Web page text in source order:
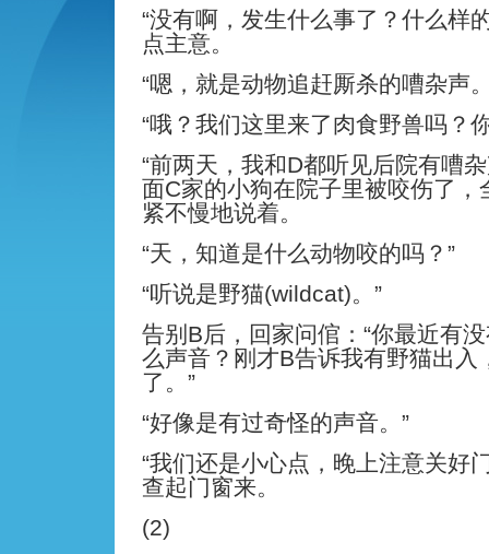
“没有啊，发生什么事了？什么样
点主意。
“嗯，就是动物追赶厮杀的嘈杂声
“哦？我们这里来了肉食野兽吗？
“前两天，我和D都听见后院有嘈
面C家的小狗在院子里被咬伤了，
紧不慢地说着。
“天，知道是什么动物咬的吗？”
“听说是野猫(wildcat)。”
告别B后，回家问倌：“你最近有
么声音？刚才B告诉我有野猫出入
了。”
“好像是有过奇怪的声音。”
“我们还是小心点，晚上注意关好
查起门窗来。
(2)